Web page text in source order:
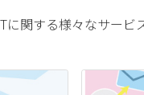
に関する様々なサー